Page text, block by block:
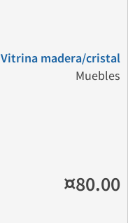
Vitrina madera/cristal
Muebles
¤80.00